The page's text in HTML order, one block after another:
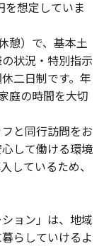
を想定していま
憩）で、基本土
状況・特別指示
二日制です。年
庭の時間を大切
と同行訪問をお
して働ける環境
しているため、
ョン」は、地域
らしていけるよ